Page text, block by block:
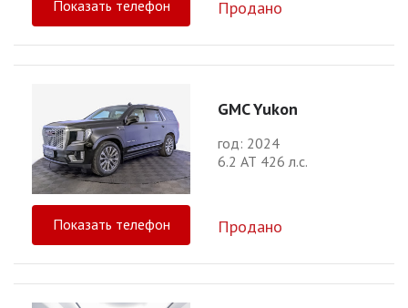
Показать телефон Продано
GMC Yukon
год: 2024
6.2 АТ 426 л.с.
Показать телефон Продано